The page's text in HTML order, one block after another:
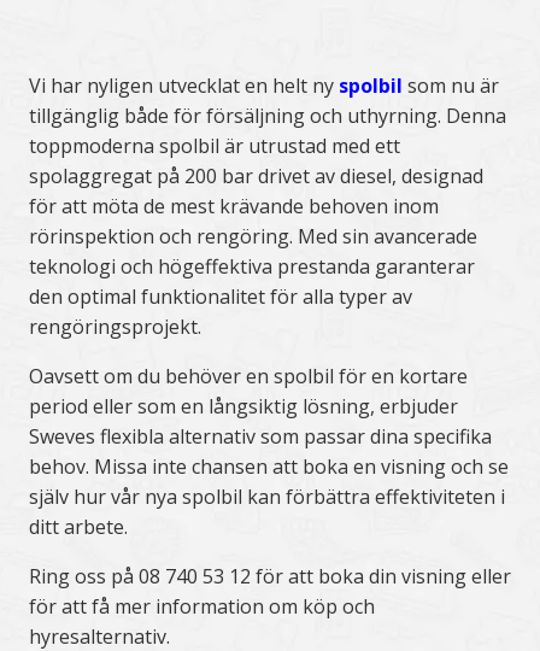
Vi har nyligen utvecklat en helt ny spolbil som nu är
tillgänglig både för försäljning och uthyrning. Denna
toppmoderna spolbil är utrustad med ett
spolaggregat på 200 bar drivet av diesel, designad
för att möta de mest krävande behoven inom
rörinspektion och rengöring. Med sin avancerade
teknologi och högeffektiva prestanda garanterar
den optimal funktionalitet för alla typer av
rengöringsprojekt.
Oavsett om du behöver en spolbil för en kortare
period eller som en långsiktig lösning, erbjuder
Sweves flexibla alternativ som passar dina specifika
behov. Missa inte chansen att boka en visning och se
själv hur vår nya spolbil kan förbättra effektiviteten i
ditt arbete.
Ring oss på 08 740 53 12 för att boka din visning eller
för att få mer information om köp och
hyresalternativ.